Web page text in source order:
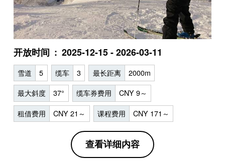
开放时间 2025-12-15 - 2026-03-11
雪道 5 缆车 3 最长距离 2000m
最大斜度 37° 缆车券费用 CNY 9～
租借费用 CNY 21～ 课程费用 CNY 171～
查看详细内容